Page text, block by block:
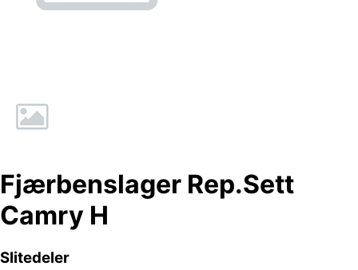
Fjærbenslager Rep.Sett
Camry H
Slitedeler